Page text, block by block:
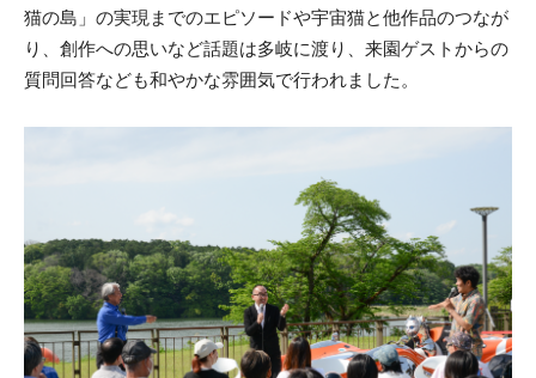
猫の島」の実現までのエピソードや宇宙猫と他作品のつなが
り、創作への思いなど話題は多岐に渡り、来園ゲストからの
質問回答なども和やかな雰囲気で行われました。